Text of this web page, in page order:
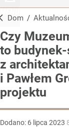
Dom /
Czy
to
z
i Pawłem
projektu
Dodano: 6 lipca 2023